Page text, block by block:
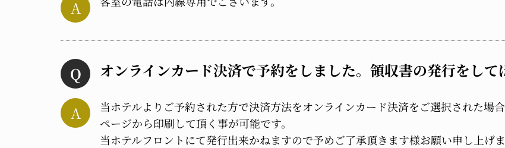
オンラインカード決済で予約をしました。領収書の発行をして
当ホテルよりご予約された方で決済方法をオンラインカード決済をご選択された場
ページから印刷して頂く事が可能です。
当ホテルフロントにて発行出来かねますので予めご了承頂きます様お願い申し上げま